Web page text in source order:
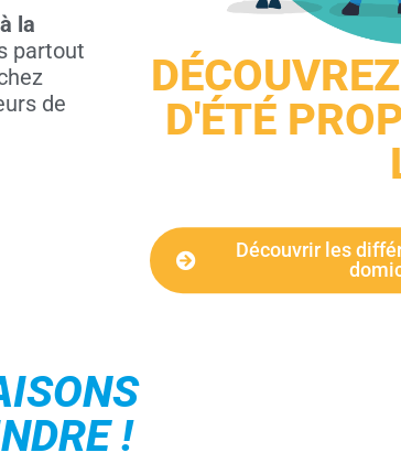
la
partout
de
D'ÉTÉ
Découvrir les
!